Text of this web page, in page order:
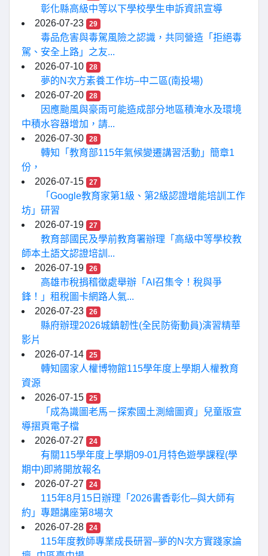
彰化縣高級中等以下學校學生申訴資訊宣導
2026-07-23
29
毒品危害與毒駕風險之認識，共同營造「拒絕毒
駕、安全上路」之友...
2026-07-10
28
夢的N次方素養工作坊–中二區(南投場)
2026-07-20
28
因應颱風與豪雨可能造成部分地區積淹水及環境
中積水容器增加，請...
2026-07-30
28
轉知「教育部115年氣候變遷講習活動」簡章1
份，
2026-07-15
27
「Google教育家第1級、第2級認證增能培訓工作
坊」研習
2026-07-19
27
教育部國民及學前教育署辦理「高級中等學校教
師本土語文認證培訓...
2026-07-19
26
高雄市稅捐稽徵處舉辦「AI召集令！稅與爭
鋒！」租稅圖卡網路人氣...
2026-07-23
26
縣府辦理2026城鎮韌性(全民防衛動員)演習精華
影片
2026-07-14
25
轉知國家人權博物館115學年度上學期人權教育
資源
2026-07-15
25
「成為識圖老馬－探索國土測繪圖資」兒童版宣
導摺頁電子檔
2026-07-27
24
有關115學年度上學期09-01月特色遊學課程(學
期中)即將開放報名
2026-07-27
24
115年8月15日辦理「2026書香彰化─與大師有
約」專題講座第8場次
2026-07-28
24
115年度教師專業成長研習–夢的N次方實踐家論